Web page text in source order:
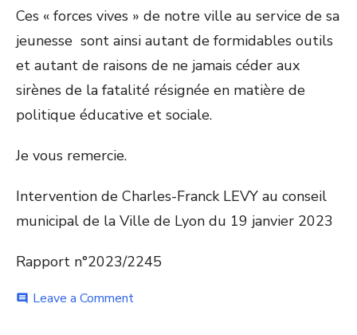
Ces « forces vives » de notre ville au service de sa
jeunesse sont ainsi autant de formidables outils
et autant de raisons de ne jamais céder aux
sirènes de la fatalité résignée en matière de
politique éducative et sociale.
Je vous remercie.
Intervention de Charles-Franck LEVY au conseil
municipal de la Ville de Lyon du 19 janvier 2023
Rapport n°2023/2245
comment Leave a Commenton